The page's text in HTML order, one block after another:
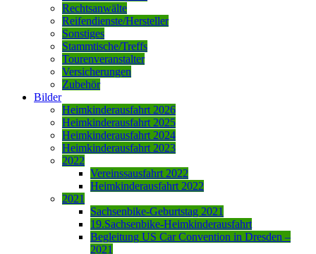
Rechtsanwälte
Reifendienste/Hersteller
Sonstiges
Stammtische/Treffs
Tourenveranstalter
Versicherungen
Zubehör
Bilder
Heimkinderausfahrt 2026
Heimkinderausfahrt 2025
Heimkinderausfahrt 2024
Heimkinderausfahrt 2023
2022
Vereinssausfahrt 2022
Heimkinderausfahrt 2022
2021
Sachsenbike-Geburtstag 2021
19.Sachsenbike-Heimkinderausfahrt
Begleitung US Car Convention in Dresden –
2021